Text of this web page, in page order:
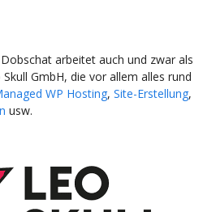
arbeitet auch und zwar als
GmbH, die vor allem alles rund
WP Hosting, Site-Erstellung,
usw.